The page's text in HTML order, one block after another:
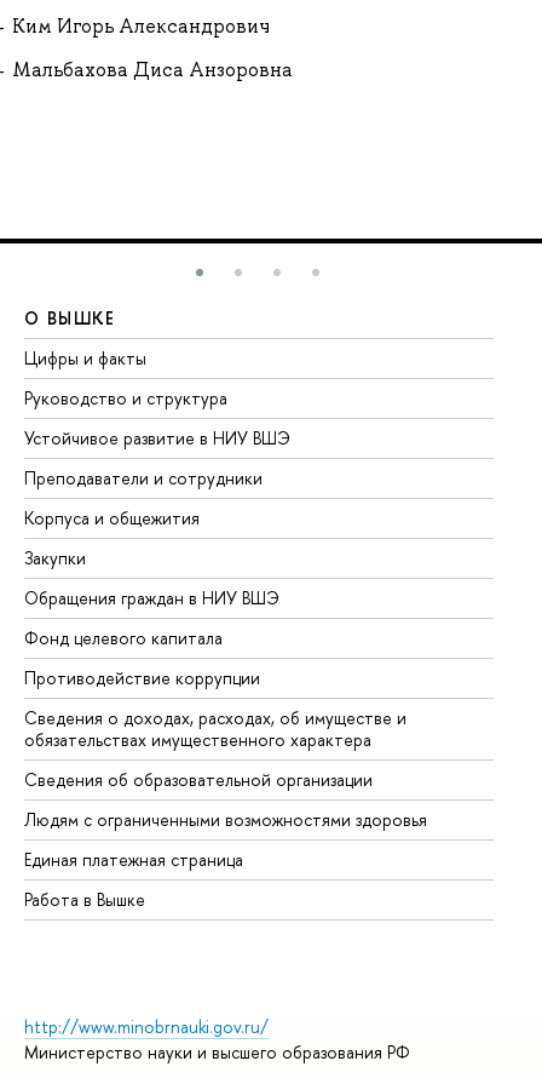
Ким Игорь Александрович
Мальбахова Диса Анзоровна
О ВЫШКЕ
Цифры и факты
Руководство и структура
Устойчивое развитие в НИУ ВШЭ
Преподаватели и сотрудники
Корпуса и общежития
Закупки
Обращения граждан в НИУ ВШЭ
Фонд целевого капитала
Противодействие коррупции
Сведения о доходах, расходах, об имуществе и
обязательствах имущественного характера
Сведения об образовательной организации
Людям с ограниченными возможностями здоровья
Единая платежная страница
Работа в Вышке
http://www.minobrnauki.gov.ru/
Министерство науки и высшего образования РФ